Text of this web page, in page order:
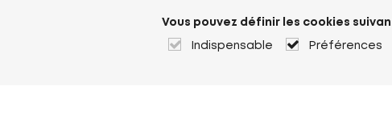
Vous pouvez définir les cookies
Indispensable Préférences